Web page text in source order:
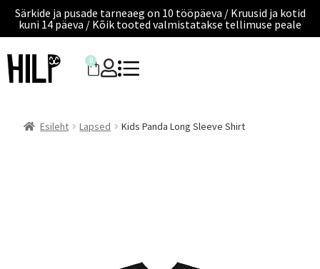
Särkide ja pusade tarneaeg on 10 tööpäeva / Kruusid ja kotid
kuni 14 päeva / Kõik tooted valmistatakse tellimuse peale
0
Esileht Lapsed Kids Panda Long Sleeve Shirt